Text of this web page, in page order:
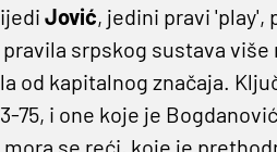
Jović, jedini pravi 'play',
srpskog sustava
od kapitalnog značaja.
75, i one koje je